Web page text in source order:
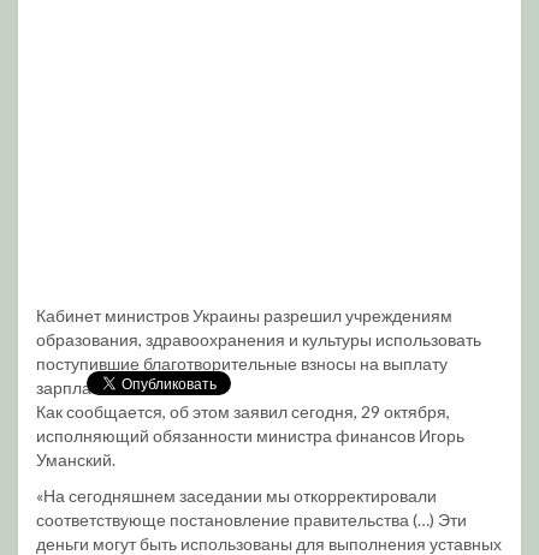
Кабинет министров Украины разрешил учреждениям
образования, здравоохранения и культуры использовать
поступившие благотворительные взносы на выплату
зарплат.
Как сообщается, об этом заявил сегодня, 29 октября,
исполняющий обязанности министра финансов Игорь
Уманский.
«На сегодняшнем заседании мы откорректировали
соответствующе постановление правительства (…) Эти
деньги могут быть использованы для выполнения уставных